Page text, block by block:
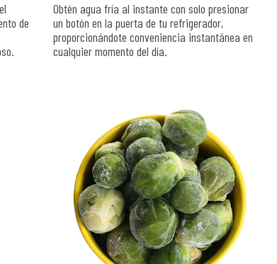
de
Obtén agua fría al instante con solo presionar
un botón en la puerta de tu refrigerador,
proporcionándote conveniencia instantánea en
cualquier momento del día.